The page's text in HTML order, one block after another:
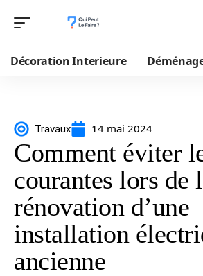
Décoration Interieure
Travaux 14 mai 2024
Comment éviter
courantes lors de
rénovation d’une
installation
ancienne